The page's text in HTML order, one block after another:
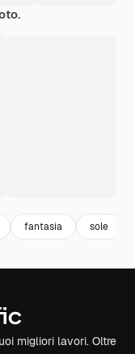
fantasia sole
migliori lavori. Oltre